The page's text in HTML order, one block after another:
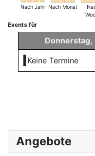
Nach Jahr Nach Monat
Events für
Keine Termine
Angebote